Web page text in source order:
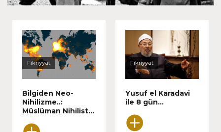
Dostlara ne oldu?
Fikriyyat
Bilgiden Neo-
Nihilizme..:
Müslüman Nihilist...
Fikriyyat
Yusuf el Karadavi
ile 8 gün...